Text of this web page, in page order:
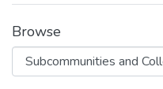
Browse